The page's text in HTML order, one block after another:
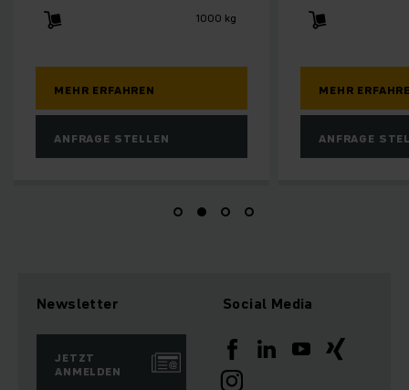
1000 kg
MEHR ERFAHREN
ANFRAGE STELLEN
MEHR
ANFRAGE
Newsletter
JETZT
ANMELDEN
Social Media